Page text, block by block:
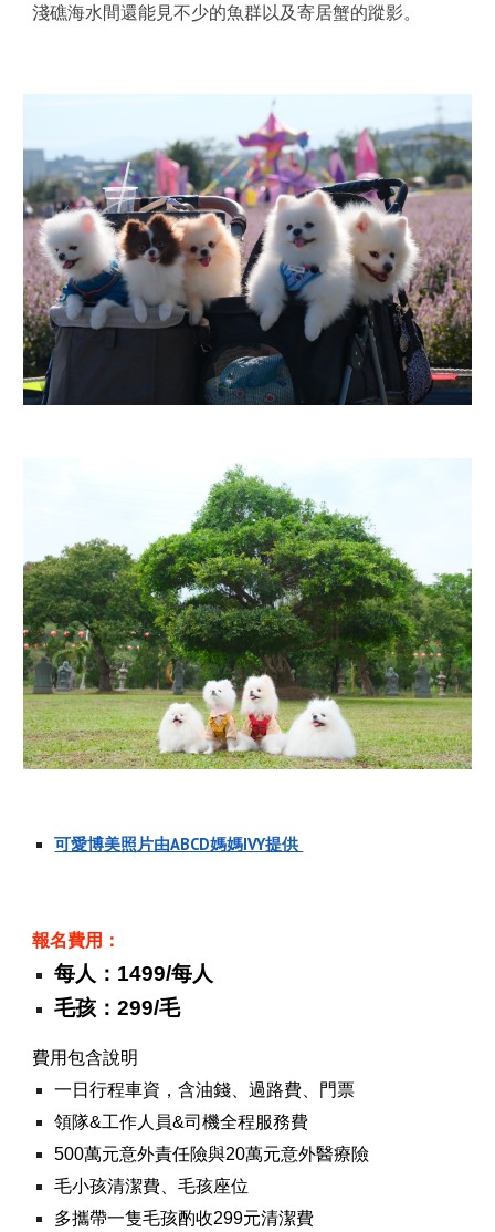
淺礁海水間還能見不少的魚群以及寄居蟹的蹤影。
可愛博美照片由ABCD媽媽IVY提供
報名費用：
每人：1499/每人
毛孩：299/毛
費用包含說明
一日行程車資，含油錢、過路費、門票
領隊&工作人員&司機全程服務費
500萬元意外責任險與20萬元意外醫療險
毛小孩清潔費、毛孩座位
多攜帶一隻毛孩酌收299元清潔費